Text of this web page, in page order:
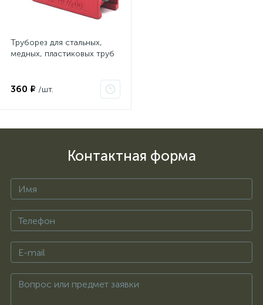
Труборез для стальных,
медных, пластиковых труб
360 ₽ /шт.
Контактная форма